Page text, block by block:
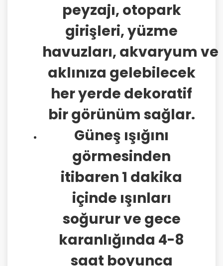
peyzajı, otopark
girişleri, yüzme
havuzları, akvaryum ve
aklınıza gelebilecek
her yerde dekoratif
bir görünüm sağlar.
Güneş ışığını
görmesinden
itibaren 1 dakika
içinde ışınları
soğurur ve gece
karanlığında 4-8
saat boyunca